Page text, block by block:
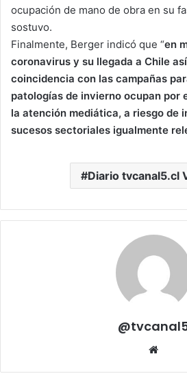
ocupación de mano de obra en su
sostuvo.
Finalmente, Berger indicó que “en
coronavirus y su llegada a Chile
coincidencia con las campañas
patologías de invierno ocupan por
la atención mediática, a riesgo de
sucesos sectoriales igualmente
Diario tvcanal5.cl